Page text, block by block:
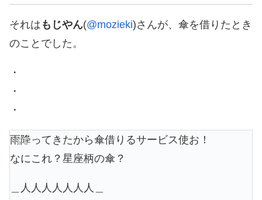
それは もじやん(@mozieki)さんが、傘を借りたとき
のことでした。
・
・
・
雨降ってきたから傘借りるサービス使お！
なにこれ？星座柄の傘？
＿人人人人人人人＿